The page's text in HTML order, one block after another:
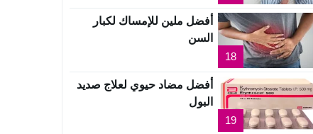
18
أفضل ملين للإمساك لكبار
السن
19
أفضل مضاد حيوي لعلاج صديد
البول